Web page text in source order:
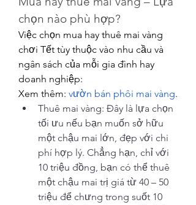
chọn nào phù hợp?
Việc chọn mua hay thuê mai vàng
chơi Tết tùy thuộc vào nhu cầu và
ngân sách của mỗi gia đình hay
doanh nghiệp:
Xem thêm: vườn bán phôi mai vàng.
Thuê mai vàng: Đây là lựa chọn
tối ưu nếu bạn muốn sở hữu
một chậu mai lớn, đẹp với chi
phí hợp lý. Chẳng hạn, chỉ với
10 triệu đồng, bạn có thể thuê
một chậu mai trị giá từ 40 – 50
triệu để chưng trong suốt 10